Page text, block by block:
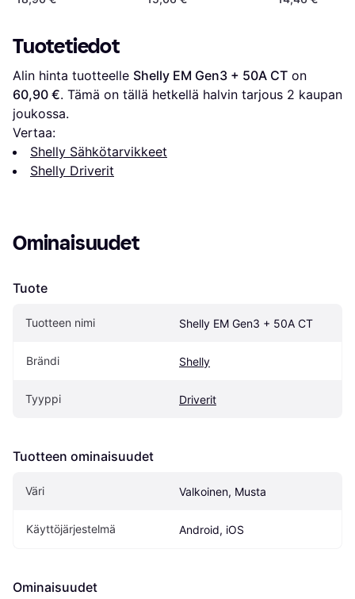
Tuotetiedot
Alin hinta tuotteelle Shelly EM Gen3 + 50A CT
60,90 €. Tämä on tällä hetkellä halvin tarjous 2 kaupan
joukossa.
Vertaa:
Shelly Sähkötarvikkeet
Shelly Driverit
Ominaisuudet
Tuote
Tuotteen nimi Shelly EM Gen3 + 50A CT
Brändi Shelly
Tyyppi Driverit
Tuotteen ominaisuudet
Väri Valkoinen, Musta
Käyttöjärjestelmä Android, iOS
Ominaisuudet